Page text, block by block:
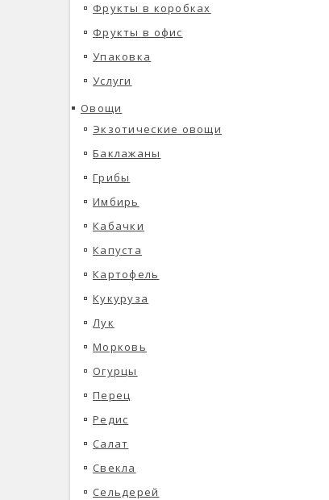
Фрукты в коробках
Фрукты в офис
Упаковка
Услуги
Овощи
Экзотические овощи
Баклажаны
Грибы
Имбирь
Кабачки
Капуста
Картофель
Кукуруза
Лук
Морковь
Огурцы
Перец
Редис
Салат
Свекла
Сельдерей